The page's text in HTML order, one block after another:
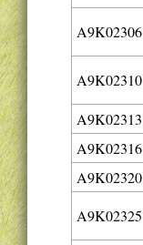
A9K02306
A9K02310
A9K02313
A9K02316
A9K02320
A9K02325